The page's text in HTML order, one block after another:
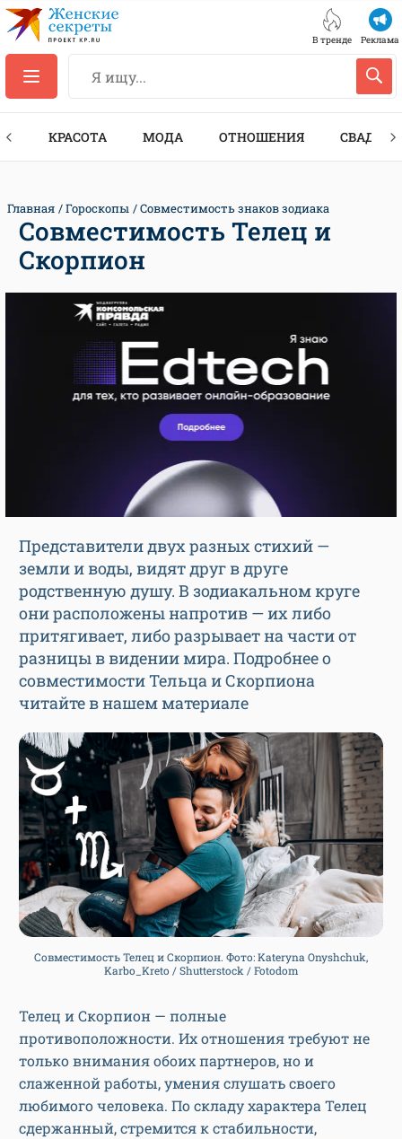
В тренде Реклама
КРАСОТА МОДА ОТНОШЕНИЯ СВАДЬБА
Главная Гороскопы Совместимость знаков зодиака
Совместимость Телец и
Скорпион
Представители двух разных стихий —
земли и воды, видят друг в друге
родственную душу. В зодиакальном круге
они расположены напротив — их либо
притягивает, либо разрывает на части от
разницы в видении мира. Подробнее о
совместимости Тельца и Скорпиона
читайте в нашем материале
Совместимость Телец и Скорпион. Фото: Kateryna Onyshchuk,
Karbo_Kreto / Shutterstock / Fotodom
Телец и Скорпион — полные
противоположности. Их отношения требуют не
только внимания обоих партнеров, но и
слаженной работы, умения слушать своего
любимого человека. По складу характера Телец
сдержанный, стремится к стабильности,